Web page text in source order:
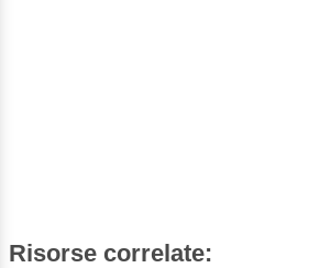
Risorse correlate: